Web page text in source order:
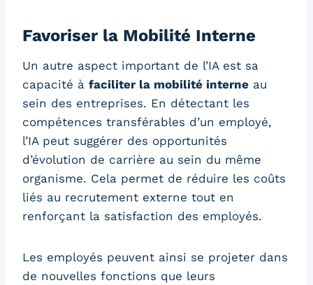
Favoriser la Mobilité Interne
Un autre aspect important de l’IA est sa
capacité à faciliter la mobilité interne au
sein des entreprises. En détectant les
compétences transférables d’un employé,
l’IA peut suggérer des opportunités
d’évolution de carrière au sein du même
organisme. Cela permet de réduire les coûts
liés au recrutement externe tout en
renforçant la satisfaction des employés.
Les employés peuvent ainsi se projeter dans
de nouvelles fonctions que leurs